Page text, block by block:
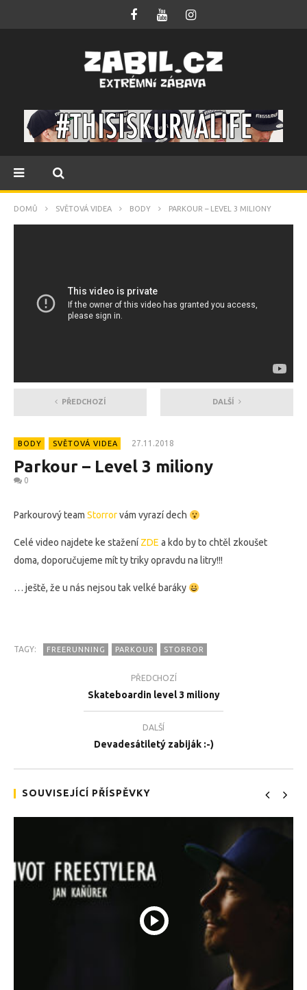
DOMŮ SVĚTOVÁ VIDEA BODY PARKOUR – LEVEL 3 MILIONY
PŘEDCHOZÍ DALŠÍ
BODY SVĚTOVÁ VIDEA 27.11.2018
Parkour – Level 3 miliony
0
TEĎ PROHLÍŽENÉ
Parkourový team Storrorvám vyrazí dech
Celé video najdete ke stažení ZDE a kdo by to chtěl zkoušet
doma, doporučujeme mít ty triky opravdu na litry!!!
… ještě, že u nás nejsou tak velké baráky
TAGY: FREERUNNING PARKOUR STORROR
PŘEDCHOZÍ
Skateboardin level 3 miliony
DALŠÍ
Devadesátiletý zabiják :-)
SOUVISEJÍCÍ PŘÍSPĚVKY